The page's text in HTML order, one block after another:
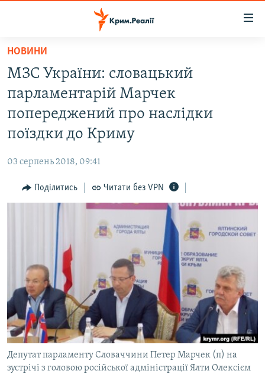
Перейти
основного
матеріалу
Перейти
до
основної
Перейти
пошуку
ВОДА.КРИМ
ВІДЕО ТА ФОТО
ПОЛІТИКА
ПОГЛЯД
ІНТЕРВ'Ю
ВСЕ ЗА ДЕНЬ
СПЕЦПРОЕКТИ
ДЕПОРТАЦІЯ
ВІДЕОУРОКИ «ELIFBE»
СВІДЧЕННЯ ОКУПАЦІЇ
УКРАЇНСЬКА ПРОБЛЕМА КРИМУ
ІНФОГРАФІКА
ЯК ОБІЙТИ БЛОКУВАННЯ
Русский
Qırımtatar
ДОЛУЧАЙСЯ!
НОВИНИ
МЗС України: словацький
парламентарій Марчек
попереджений про наслідки
поїздки до Криму
03 серпень 2018, 09:41
Поділитись Читати без VPN
Депутат парламенту Словаччини Петер Марчек (п) на
зустрічі з головою російської адміністрації Ялти Олексієм